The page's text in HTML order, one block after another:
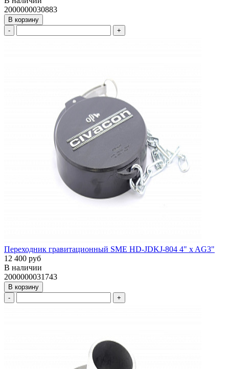
2000000030883
В корзину
-
+
Переходник гравитационный SME HD-JDKJ-804 4" x AG3"
12 400 руб
В наличии
2000000031743
В корзину
-
+